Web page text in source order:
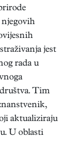
njegovih
jest
rada u
Tim
aktualiziraju
U oblasti